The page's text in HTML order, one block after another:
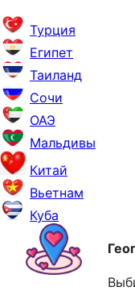
Турция
Египет
Таиланд
Сочи
ОАЭ
Мальдивы
Китай
Вьетнам
Куба